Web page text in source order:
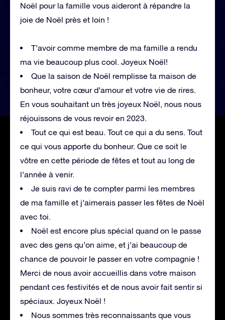
Noël pour la famille vous aideront à répandre la
joie de Noël près et loin !
T’avoir comme membre de ma famille a rendu
ma vie beaucoup plus cool. Joyeux Noël!
Que la saison de Noël remplisse ta maison de
bonheur, votre cœur d’amour et votre vie de rires.
En vous souhaitant un très joyeux Noël, nous nous
réjouissons de vous revoir en 2023.
Tout ce qui est beau. Tout ce qui a du sens. Tout
ce qui vous apporte du bonheur. Que ce soit le
vôtre en cette période de fêtes et tout au long de
l’année à venir.
Je suis ravi de te compter parmi les membres
de ma famille et j’aimerais passer les fêtes de Noël
avec toi.
Noël est encore plus spécial quand on le passe
avec des gens qu’on aime, et j’ai beaucoup de
chance de pouvoir le passer en votre compagnie !
Merci de nous avoir accueillis dans votre maison
pendant ces festivités et de nous avoir fait sentir si
spéciaux. Joyeux Noël !
Nous sommes très reconnaissants que vous